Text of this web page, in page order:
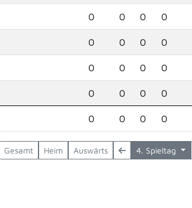
0 0 0 0
0 0 0 0
0 0 0 0
0 0 0 0
0 0 0 0
Gesamt Heim Auswärts 4. Spieltag